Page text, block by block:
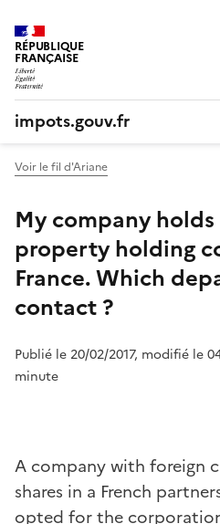
RÉPUBLIQUE
FRANÇAISE
impots.gouv.fr
Voir le fil d'Ariane
My company holds
property holding
France. Which
contact ?
Publié le 20/02/2017, modifié le
minute
A company with foreign
shares in a French
opted for the